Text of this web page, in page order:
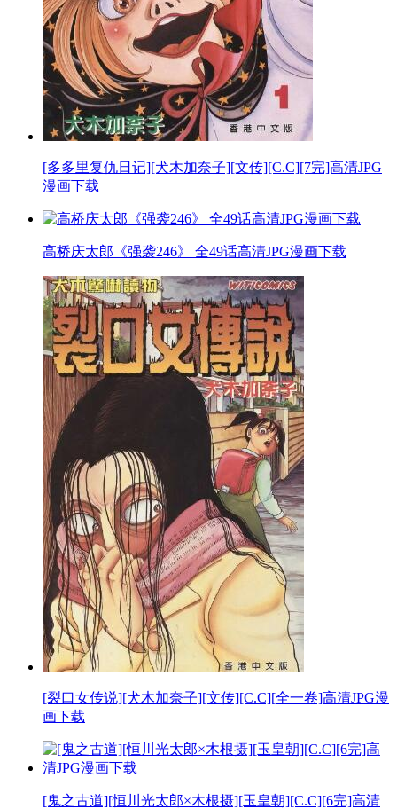
[多多里复仇日记][犬木加奈子][文传][C.C][7完]高清JPG
漫画下载
高桥庆太郎《强袭246》 全49话高清JPG漫画下载
[裂口女传说][犬木加奈子][文传][C.C][全一卷]高清JPG漫
画下载
[鬼之古道][恒川光太郎×木根摄][玉皇朝][C.C][6完]高清